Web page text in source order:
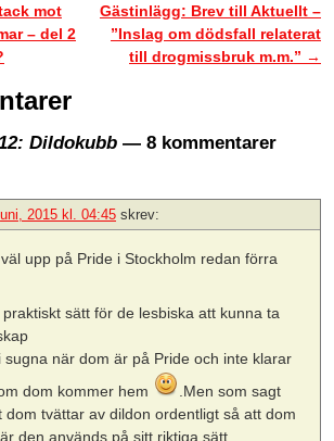
mot
– del 2
Gästinlägg: Brev till Aktuellt –
”Inslag om dödsfall relaterat
till drogmissbruk m.m.” →
Dildokubb — 8 kommentarer
2015 kl. 04:45 skrev:
upp på Pride i Stockholm redan förra
sätt för de lesbiska att kunna ta
sugna när dom är på Pride och inte klarar
dom kommer hem
.Men som sagt
dom tvättar av dildon ordentligt så att dom
den används på sitt riktiga sätt..